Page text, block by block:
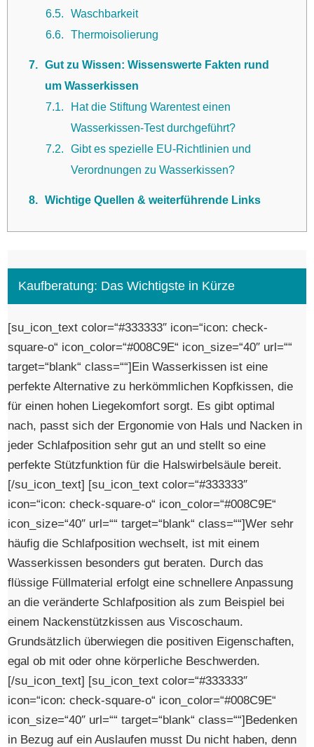
6.5
Waschbarkeit
6.6
Thermoisolierung
7
Gut zu Wissen: Wissenswerte Fakten rund
um Wasserkissen
7.1
Hat die Stiftung Warentest einen
Wasserkissen-Test durchgeführt?
7.2
Gibt es spezielle EU-Richtlinien und
Verordnungen zu Wasserkissen?
8 Wichtige Quellen & weiterführende Links
Kaufberatung: Das Wichtigste in Kürze
[su_icon_text color=“#333333″ icon=“icon: check-
square-o“ icon_color=“#008C9E“ icon_size=“40″ url=““
target=“blank“ class=““]Ein Wasserkissen ist eine
perfekte Alternative zu herkömmlichen Kopfkissen, die
für einen hohen Liegekomfort sorgt. Es gibt optimal
nach, passt sich der Ergonomie von Hals und Nacken in
jeder Schlafposition sehr gut an und stellt so eine
perfekte Stützfunktion für die Halswirbelsäule bereit.
[/su_icon_text] [su_icon_text color=“#333333″
icon=“icon: check-square-o“ icon_color=“#008C9E“
icon_size=“40″ url=““ target=“blank“ class=““]Wer sehr
häufig die Schlafposition wechselt, ist mit einem
Wasserkissen besonders gut beraten. Durch das
flüssige Füllmaterial erfolgt eine schnellere Anpassung
an die veränderte Schlafposition als zum Beispiel bei
einem Nackenstützkissen aus Viscoschaum.
Grundsätzlich überwiegen die positiven Eigenschaften,
egal ob mit oder ohne körperliche Beschwerden.
[/su_icon_text] [su_icon_text color=“#333333″
icon=“icon: check-square-o“ icon_color=“#008C9E“
icon_size=“40″ url=““ target=“blank“ class=““]Bedenken
in Bezug auf ein Auslaufen musst Du nicht haben, denn